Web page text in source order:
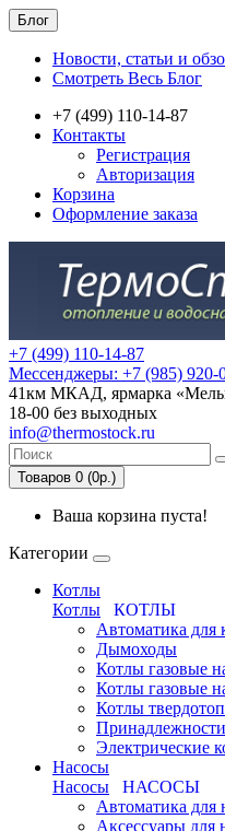
Блог
Новости, статьи и
Смотреть Весь Блог
+7 (499) 110-14-87
Контакты
Регистрация
Авторизация
Корзина
Оформление заказа
+7 (499) 110-14-87
Мессенджеры: +7 (985) 920-
41км МКАД, ярмарка
18-00 без выходных
info@thermostock.ru
Товаров 0 (0р.)
Ваша корзина пуста!
Категории
Котлы
Котлы
КОТЛЫ
Автоматика для
Дымоходы
Котлы газовые
Котлы газовые
Котлы
Электрические
Насосы
Насосы
НАСОСЫ
Автоматика для
Аксессуары для